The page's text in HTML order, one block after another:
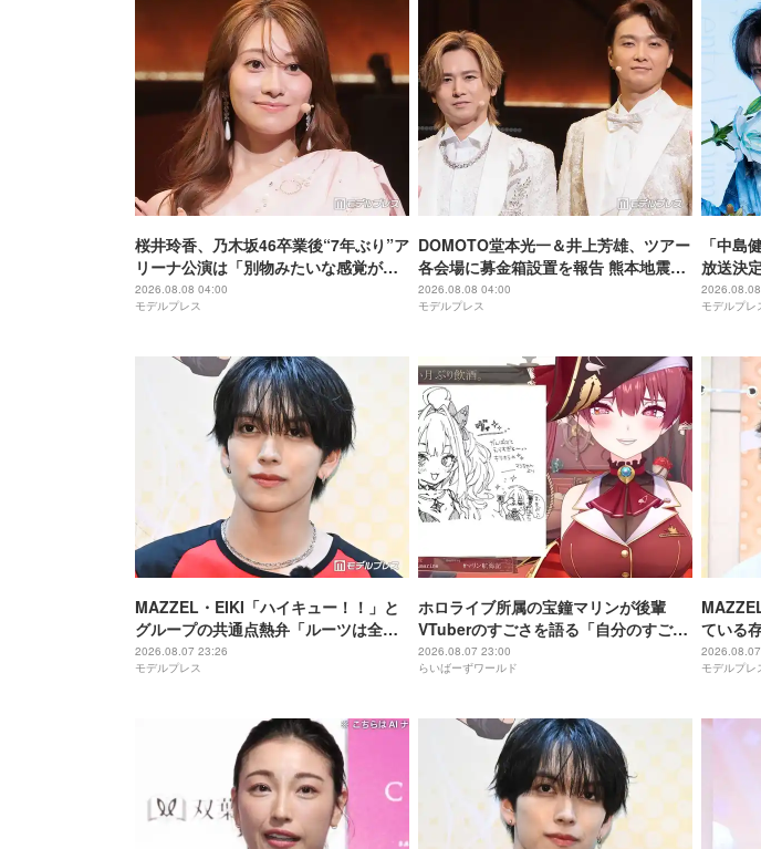
桜井玲香、乃木坂46卒業後“7年ぶり”ア
リーナ公演は「別物みたいな感覚があ
る」【New HISTORY COMING】
2026.08.08 04:00
モデルプレス
DOMOTO堂本光一＆井上芳雄、ツアー
各会場に募金箱設置を報告 熊本地震受
け「ステージから元気を届けられる形
になれば」
2026.08.08 04:00
モデルプレス
「中島
放送決
初担当
モデルプレ
MAZZEL・EIKI「ハイキュー！！」と
グループの共通点熱弁「ルーツは全然
違うんですけど」
2026.08.07 23:26
モデルプレス
ホロライブ所属の宝鐘マリンが後輩
VTuberのすごさを語る「自分のすごさ
に気づいてない」
2026.08.07 23:00
らいばーずワールド
ている
存在」
モデルプレ